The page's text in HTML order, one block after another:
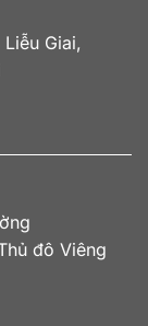
Giai,
đô Viêng